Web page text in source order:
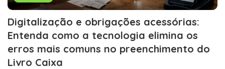
Digitalização e obrigações acessórias:
Entenda como a tecnologia elimina os
erros mais comuns no preenchimento do
Livro Caixa